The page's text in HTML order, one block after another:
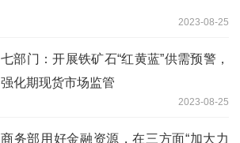
2023-08-25
七部门：开展铁矿石“红黄蓝”供需预警，
强化期现货市场监管
2023-08-25
商务部用好金融资源，在三方面“加大力